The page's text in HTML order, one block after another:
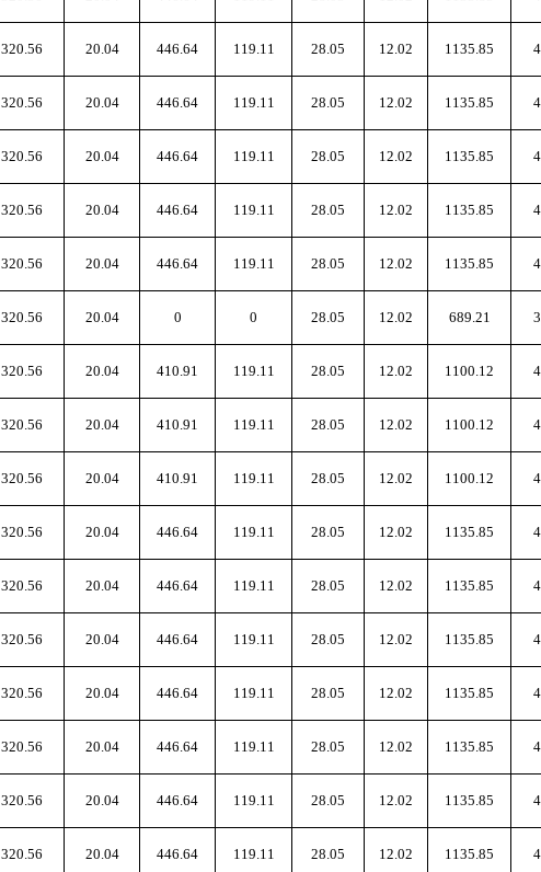
320.56 20.04 446.64 119.11 28.05 12.02 1135.85
320.56 20.04 446.64 119.11 28.05 12.02 1135.85
320.56 20.04 446.64 119.11 28.05 12.02 1135.85
320.56 20.04 446.64 119.11 28.05 12.02 1135.85
320.56 20.04 446.64 119.11 28.05 12.02 1135.85
320.56 20.04 0 0 28.05 12.02 689.21
320.56 20.04 410.91 119.11 28.05 12.02 1100.12
320.56 20.04 410.91 119.11 28.05 12.02 1100.12
320.56 20.04 410.91 119.11 28.05 12.02 1100.12
320.56 20.04 446.64 119.11 28.05 12.02 1135.85
320.56 20.04 446.64 119.11 28.05 12.02 1135.85
320.56 20.04 446.64 119.11 28.05 12.02 1135.85
320.56 20.04 446.64 119.11 28.05 12.02 1135.85
320.56 20.04 446.64 119.11 28.05 12.02 1135.85
320.56 20.04 446.64 119.11 28.05 12.02 1135.85
320.56 20.04 446.64 119.11 28.05 12.02 1135.85